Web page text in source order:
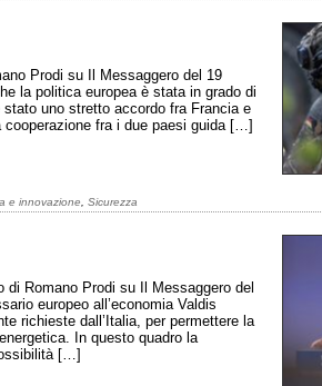
Prodi su Il Messaggero del 19
la politica europea è stata in grado di
uno stretto accordo fra Francia e
cooperazione fra i due paesi guida […]
e innovazione Sicurezza
di Romano Prodi su Il Messaggero del
europeo all’economia Valdis
richieste dall’Italia, per permettere la
In questo quadro la
[…]